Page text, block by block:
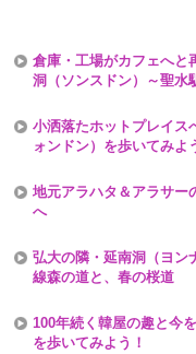
倉庫・工場がカフェへと
洞（ソンスドン）～聖水
小洒落たホットプレイス
ォンドン）を歩いてみよ
地元アラハタ＆アラサー
へ
弘大の隣・延南洞（ヨン
線森の道と、春の桜道
100年続く韓屋の趣と今
を歩いてみよう！